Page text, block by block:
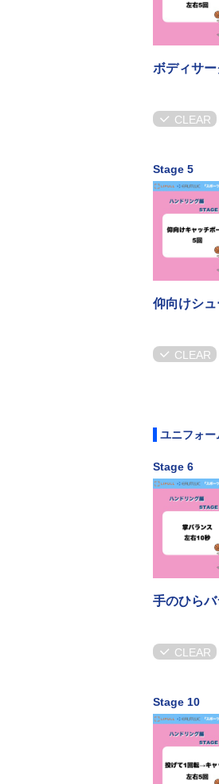
ボディサー
CLEAR
Stage 5
仰向けシ
CLEAR
ユニフォー
Stage 6
手のひら
CLEAR
Stage 10